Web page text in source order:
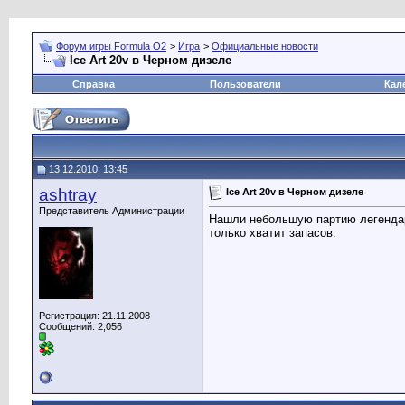
Форум игры Formula O2 > Игра > Официальные новости
Ice Art 20v в Черном дизеле
Справка Пользователи
13.12.2010, 13:45
ashtray
Представитель Администрации
Регистрация: 21.11.2008
Сообщений: 2,056
Ice Art 20v в Черном дизеле
Нашли небольшую партию
только хватит запасов.